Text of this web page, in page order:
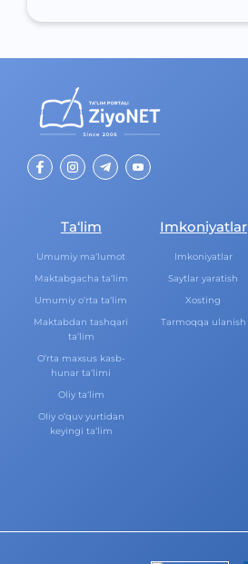
Ta‘lim
Umumiy ma‘lumot
Maktabgacha ta‘lim
Umumiy o‘rta ta‘lim
Maktabdan tashqari
ta‘lim
O‘rta maxsus kasb-
hunar ta‘limi
Oliy ta‘lim
Oliy o‘quv yurtidan
keyingi ta‘lim
Imkoniyatlar
Imkoniyatlar
Saytlar yaratish
Xosting
Tarmoqqa ulanish